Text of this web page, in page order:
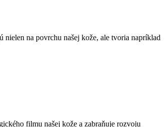
nielen na povrchu našej kože, ale tvoria napríklad
filmu našej kože a zabraňuje rozvoju